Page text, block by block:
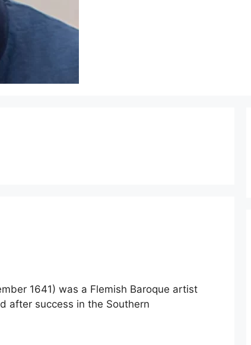
1641) was a Flemish Baroque artist
after success in the Southern